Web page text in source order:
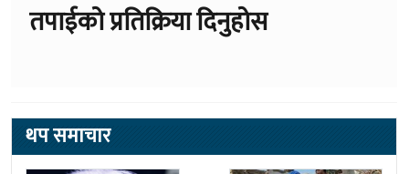
तपाईको प्रतिक्रिया दिनुहोस
थप समाचार